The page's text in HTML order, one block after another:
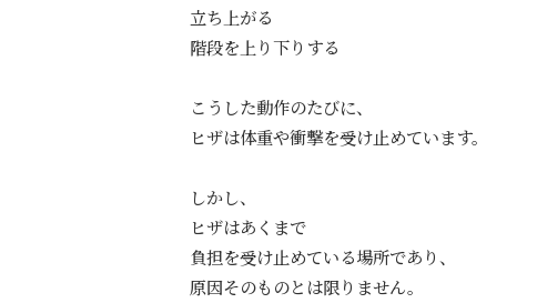
立ち上がる
階段を上り下りする
こうした動作のたびに、
ヒザは体重や衝撃を受け止めています。
しかし、
ヒザはあくまで
負担を受け止めている場所であり、
原因そのものとは限りません。